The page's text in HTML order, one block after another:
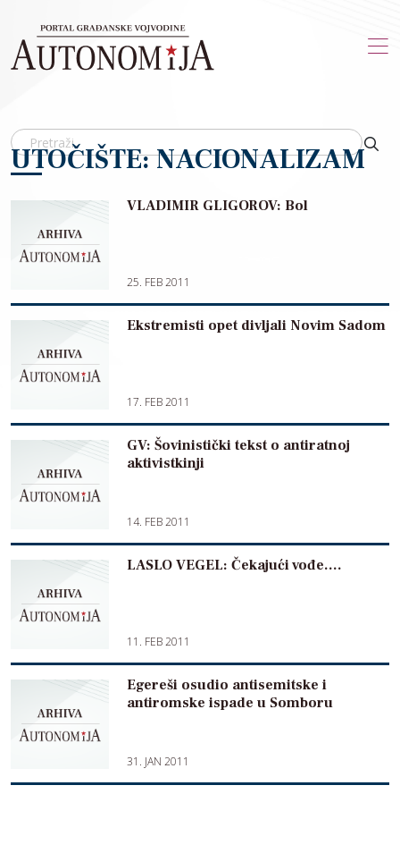
UTOČIŠTE: NACIONALIZAM
VLADIMIR GLIGOROV: Bol
25. FEB 2011
Ekstremisti opet divljali Novim Sadom
17. FEB 2011
GV: Šovinistički tekst o antiratnoj
aktivistkinji
14. FEB 2011
LASLO VEGEL: Čekajući vođe….
11. FEB 2011
Egereši osudio antisemitske i
antiromske ispade u Somboru
31. JAN 2011